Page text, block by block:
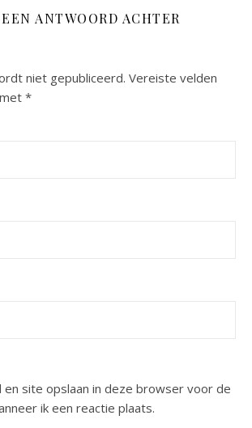
ANTWOORD ACHTER
niet gepubliceerd. Vereiste velden
*
en site opslaan in deze browser voor de
ik een reactie plaats.